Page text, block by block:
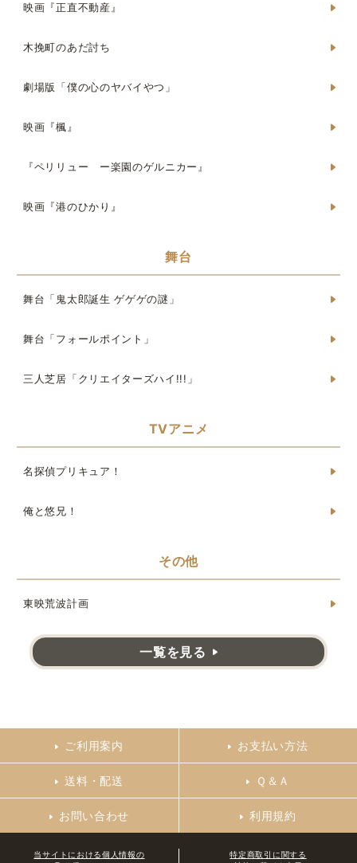
映画『正直不動産』
木挽町のあだ討ち
劇場版「僕の心のヤバイやつ」
映画『楓』
『ペリリュー ー楽園のゲルニカー』
映画『港のひかり』
舞台
舞台「鬼太郎誕生 ゲゲゲの謎」
舞台「フォールポイント」
三人芝居「クリエイターズハイ!!!」
TVアニメ
名探偵プリキュア！
俺と悠兄！
その他
東映荒波計画
一覧を見る
ご利用案内 お支払い方法
送料・配送 Ｑ＆Ａ
お問い合わせ 利用規約
当サイトにおける個人情報の
特定商取引に関する